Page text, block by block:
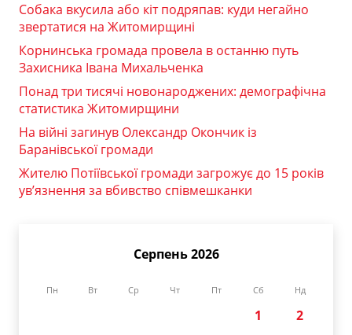
Собака вкусила або кіт подряпав: куди негайно
звертатися на Житомирщині
Корнинська громада провела в останню путь
Захисника Івана Михальченка
Понад три тисячі новонароджених: демографічна
статистика Житомирщини
На війні загинув Олександр Окончик із
Баранівської громади
Жителю Потіївської громади загрожує до 15 років
ув’язнення за вбивство співмешканки
Серпень 2026
Пн Вт Ср Чт Пт Сб Нд
1
2